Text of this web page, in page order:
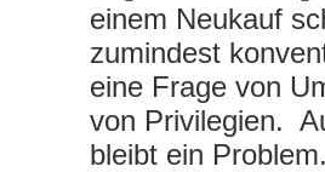
einem Neukauf
zumindest
eine Frage von
von Privilegien.
bleibt ein